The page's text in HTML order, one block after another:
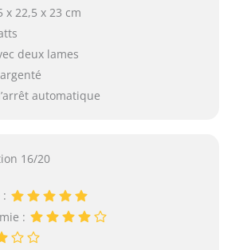
x 22,5 x 23 cm
deux lames
automatique
16/20
: